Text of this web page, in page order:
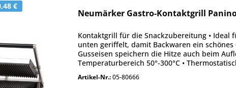
€
Neumärker Gastro-Kontaktgrill
Kontaktgrill für die Snackzubereitung • Ideal
unten geriffelt, damit Backwaren ein
Gusseisen speichern die Hitze auch beim
Temperaturbereich 50°-300°C •
Artikel-Nr.:05-80666